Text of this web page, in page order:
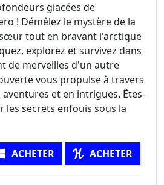
glacées de
! Démêlez le mystère de la
tout en bravant l'arctique
explorez et survivez dans
de merveilles d'un autre
vous propulse à travers
et en intrigues. Êtes-
les secrets enfouis sous la
ACHETER ACHETER